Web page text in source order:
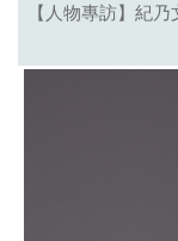
【人物專訪】紀